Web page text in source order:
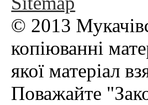
© 2013
копіюванні
якої матеріал
Поважайте